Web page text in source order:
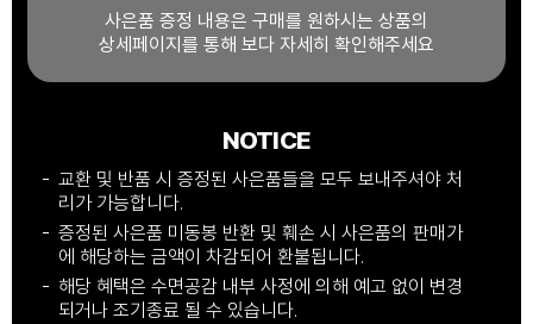
사은품 증정 내용은 구매를 원하시는 상품의
상세페이지를 통해 보다 자세히 확인해주세요
NOTICE
교환 및 반품 시 증정된 사은품들을 모두 보내주셔야 처
리가 가능합니다.
증정된 사은품 미동봉 반환 및 훼손 시 사은품의 판매가
에 해당하는 금액이 차감되어 환불됩니다.
해당 혜택은 수면공감 내부 사정에 의해 예고 없이 변경
되거나 조기종료 될 수 있습니다.